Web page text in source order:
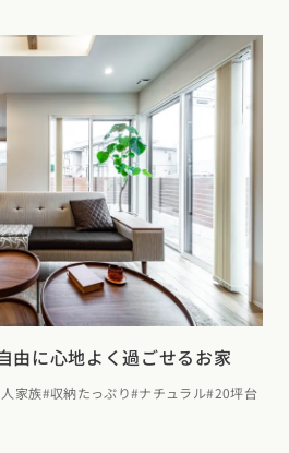
由に心地よく過ごせるお家
家族#収納たっぷり#ナチュラル#20坪台